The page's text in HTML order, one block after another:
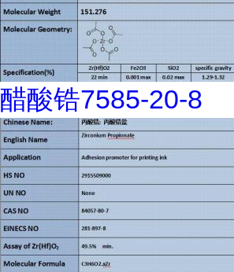
醋酸锆7585-20-8